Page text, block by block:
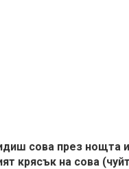
сова през нощта
крясък на сова